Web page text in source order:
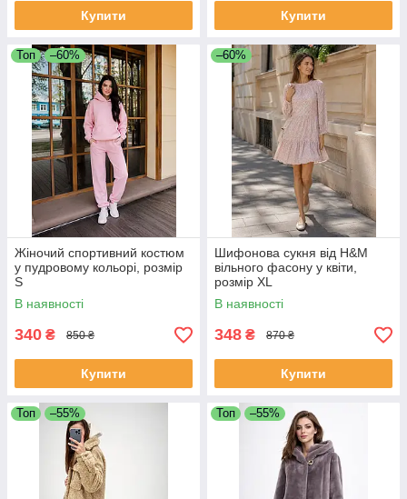
Купити Купити
Топ –60%
Жіночий спортивний костюм
у пудровому кольорі, розмір
S
В наявності
340 ₴ 850 ₴
Купити
–60%
Шифонова сукня від H&M
вільного фасону у квіти,
розмір XL
В наявності
348 ₴ 870 ₴
Купити
Топ –55% Топ –55%